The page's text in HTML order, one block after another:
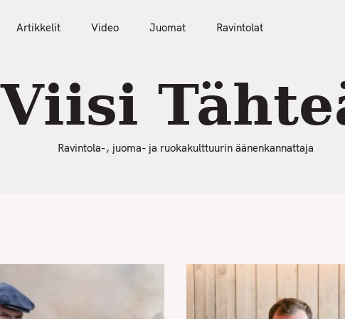
Artikkelit Video Juomat Ravintolat
Viisi
Ravintola-, juoma- ja ruokakulttuurin äänenkannattaja